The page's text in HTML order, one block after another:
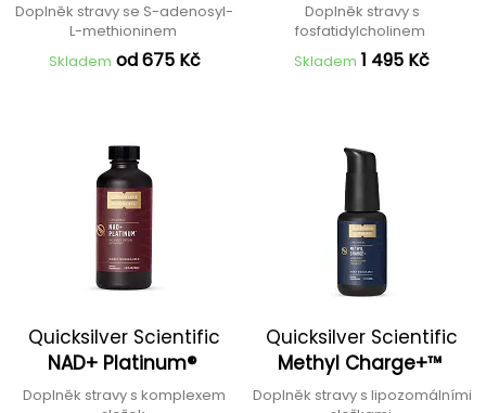
Doplněk stravy se S-adenosyl-
L-methioninem
Skladem od 675 Kč
Doplněk stravy s
fosfatidylcholinem
Skladem 1 495 Kč
Quicksilver Scientific
NAD+ Platinum®
Doplněk stravy s komplexem
Quicksilver Scientific
Methyl Charge+™
Doplněk stravy s lipozomálními